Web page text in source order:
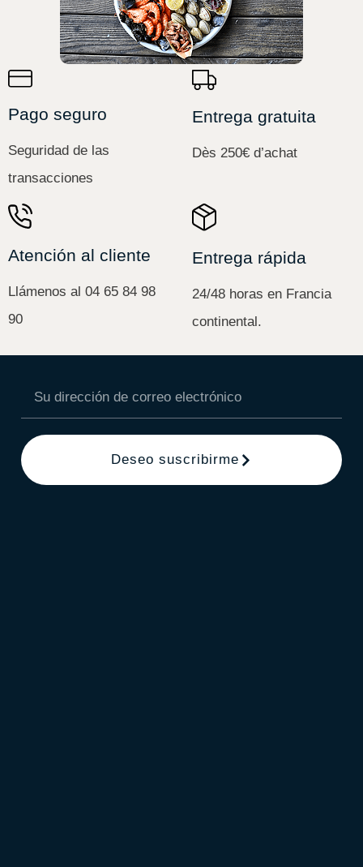
Pago seguro
Seguridad de las
transacciones
Entrega gratuita
Dès 250€ d’achat
Atención al cliente
Llámenos al 04 65 84 98
90
Entrega rápida
24/48 horas en Francia
continental.
Deseo suscribirme